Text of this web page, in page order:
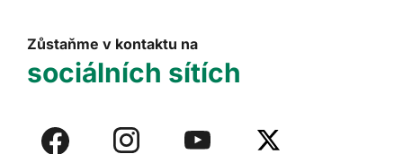
Zůstaňme v kontaktu na
sociálních sítích